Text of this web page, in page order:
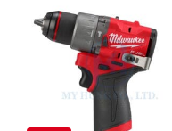
Ưu Điểm Nổi Bật